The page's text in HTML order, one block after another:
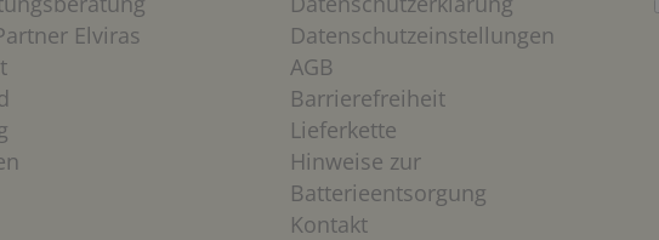
Elviras
Datenschutzeinstellungen
AGB
Barrierefreiheit
Lieferkette
Hinweise zur
Batterieentsorgung
Kontakt